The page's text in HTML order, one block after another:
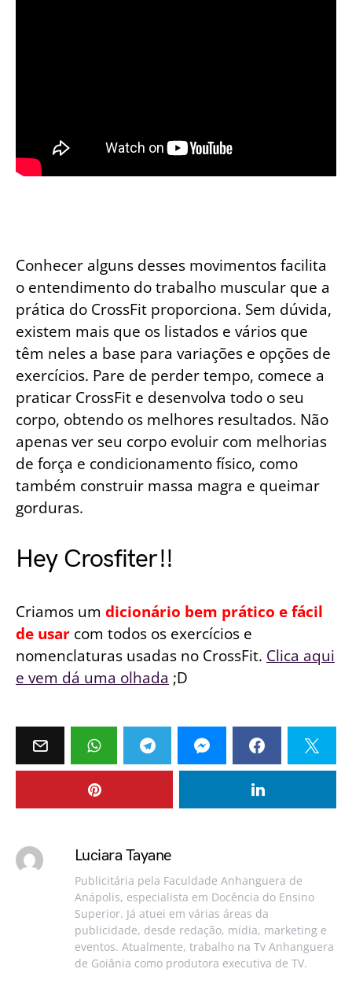
Conhecer alguns desses movimentos facilita
o entendimento do trabalho muscular que a
prática do CrossFit proporciona. Sem dúvida,
existem mais que os listados e vários que
têm neles a base para variações e opções de
exercícios. Pare de perder tempo, comece a
praticar CrossFit e desenvolva todo o seu
corpo, obtendo os melhores resultados. Não
apenas ver seu corpo evoluir com melhorias
de força e condicionamento físico, como
também construir massa magra e queimar
gorduras.
Hey Crosfiter!!
Criamos um dicionário bem prático e fácil
de usar com todos os exercícios e
nomenclaturas usadas no CrossFit. Clica aqui
e vem dá uma olhada ;D
Luciara Tayane
Publicitária pela Faculdade Anhanguera de
Anápolis, especialista em Docência do Ensino
Superior. Já atuei em várias áreas da
publicidade, desde redação, mídia, marketing e
eventos. Atualmente, trabalho na Tv Anhanguera
de Goiânia como produtora executiva de TV.